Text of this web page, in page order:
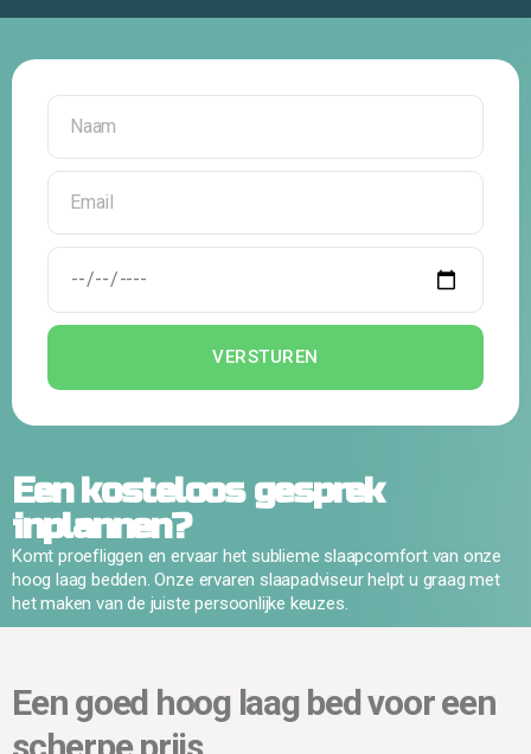
VERSTUREN
Een kosteloos gesprek
inplannen?
Komt proefliggen en ervaar het sublieme slaapcomfort van onze
hoog laag bedden. Onze ervaren slaapadviseur helpt u graag met
het maken van de juiste persoonlijke keuzes.
Een goed hoog laag bed voor een